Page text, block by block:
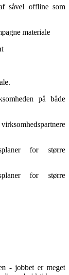
såvel offline som
materiale
på både
for større
for større
- jobbet er meget